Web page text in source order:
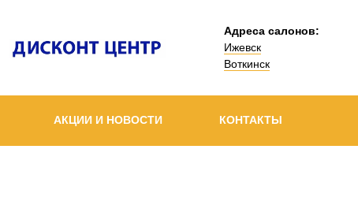
Адреса салонов:
Ижевск
Воткинск
АКЦИИ И НОВОСТИ КОНТАКТЫ